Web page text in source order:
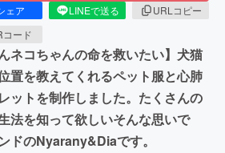
ェア LINEで送る
URLコピー
コード
ネコちゃんの命を救いたい】犬猫
置を教えてくれるペット服と心肺
ットを制作しました。たくさんの
法を知って欲しいそんな思いで
ドのNyarany&Diaです。